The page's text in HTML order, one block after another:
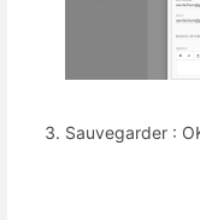
Sauvegarder :